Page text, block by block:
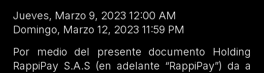
Jueves, Marzo 9, 2023 12:00 AM
Domingo, Marzo 12, 2023 11:59 PM
Por medio del presente documento Holding
RappiPay S.A.S (en adelante “RappiPay”) da a